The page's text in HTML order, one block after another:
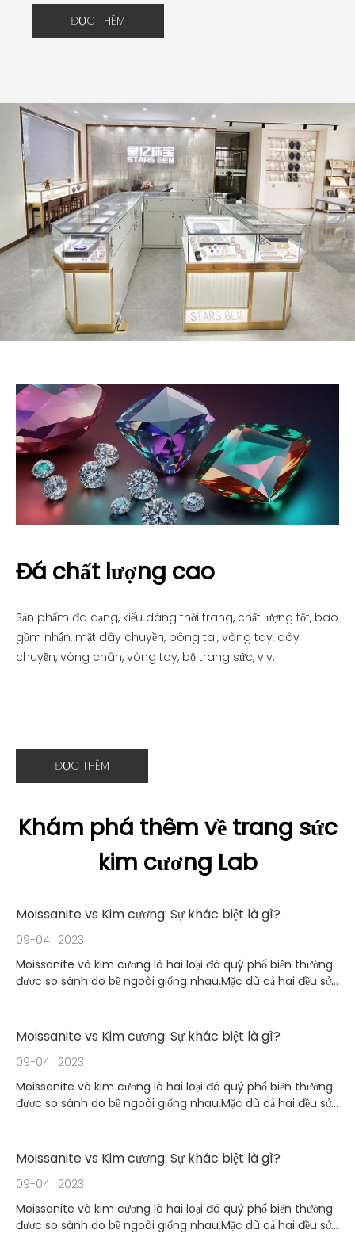
ĐỌC THÊM
Đá chất lượng cao
Sản phẩm đa dạng, kiểu dáng thời trang, chất lượng tốt, bao
gồm nhẫn, mặt dây chuyền, bông tai, vòng tay, dây
chuyền, vòng chân, vòng tay, bộ trang sức, v.v.
ĐỌC THÊM
Khám phá thêm về trang sức
kim cương Lab
Moissanite vs Kim cương: Sự khác biệt là gì?
09-04 2023
Moissanite và kim cương là hai loại đá quý phổ biến thường
được so sánh do bề ngoài giống nhau.Mặc dù cả hai đều sở
cương.Hãy cùng khám phá những khác biệt này chi tiết hơn
Moissanite vs Kim cương: Sự khác biệt là gì?
09-04 2023
Moissanite và kim cương là hai loại đá quý phổ biến thường
được so sánh do bề ngoài giống nhau.Mặc dù cả hai đều sở
cương.Hãy cùng khám phá những khác biệt này chi tiết hơn
Moissanite vs Kim cương: Sự khác biệt là gì?
09-04 2023
Moissanite và kim cương là hai loại đá quý phổ biến thường
được so sánh do bề ngoài giống nhau.Mặc dù cả hai đều sở